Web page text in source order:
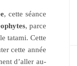
, cette séance
, parce
tatami. Cette
cette année
d’aller au-